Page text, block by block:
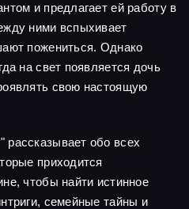
и предлагает ей работу в
ними вспыхивает
пожениться. Однако
на свет появляется дочь
свою настоящую
обо всех
приходится
чтобы найти истинное
семейные тайны и